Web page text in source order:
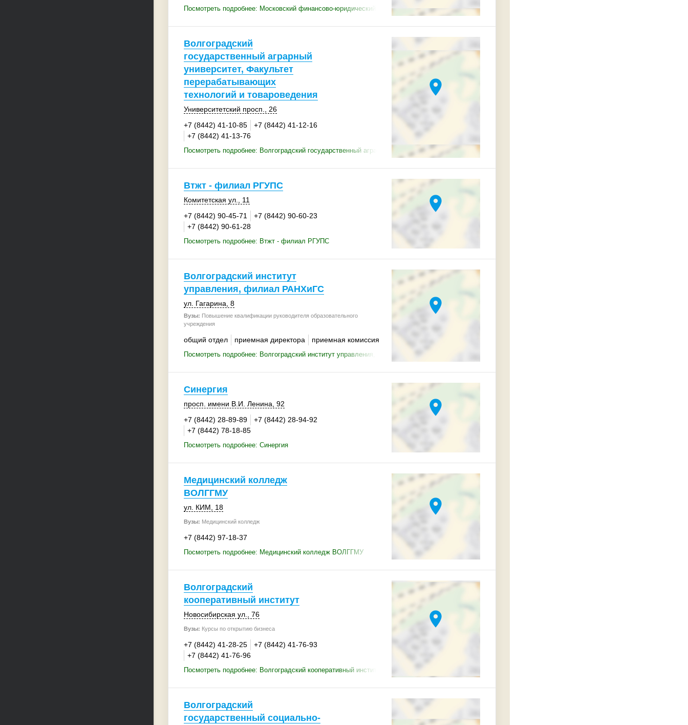
Посмотреть подробнее: Московский финансово-юридический университет Мфюа, Волгоградский филиал
Волгоградский
государственный аграрный
университет, Факультет
перерабатывающих
технологий и товароведения
Университетский просп., 26
+7 (8442) 41-10-85
+7 (8442) 41-12-16
+7 (8442) 41-13-76
Посмотреть подробнее: Волгоградский государственный аграрный университет, Факультет перерабатывающих технологий и товароведения
location_on
Втжт - филиал РГУПС
Комитетская ул., 11
+7 (8442) 90-45-71
+7 (8442) 90-60-23
+7 (8442) 90-61-28
Посмотреть подробнее: Втжт - филиал РГУПС
location_on
Волгоградский институт
управления, филиал РАНХиГС
ул. Гагарина, 8
Вузы: Повышение квалификации руководителя образовательного
учреждения
общий отдел приемная директора приемная комиссия
Посмотреть подробнее: Волгоградский институт управления, филиал РАНХиГС
location_on
Синергия
просп. имени В.И. Ленина, 92
+7 (8442) 28-89-89
+7 (8442) 28-94-92
+7 (8442) 78-18-85
Посмотреть подробнее: Синергия
location_on
Медицинский колледж
ВОЛГГМУ
ул. КИМ, 18
Вузы: Медицинский колледж
+7 (8442) 97-18-37
Посмотреть подробнее: Медицинский колледж ВОЛГГМУ
location_on
Волгоградский
кооперативный институт
Новосибирская ул., 76
Вузы: Курсы по открытию бизнеса
+7 (8442) 41-28-25
+7 (8442) 41-76-93
+7 (8442) 41-76-96
Посмотреть подробнее: Волгоградский кооперативный институт
location_on
Волгоградский
государственный социально-